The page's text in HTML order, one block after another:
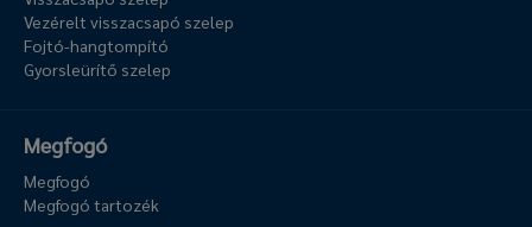
Vezérelt visszacsapó szelep
Fojtó-hangtompító
Gyorsleürítő szelep
Megfogó
Megfogó
Megfogó tartozék